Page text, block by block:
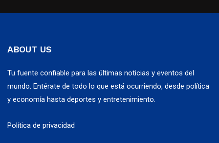
ABOUT US
Tu fuente confiable para las últimas noticias y eventos del
mundo. Entérate de todo lo que está ocurriendo, desde política
y economía hasta deportes y entretenimiento.
Política de privacidad